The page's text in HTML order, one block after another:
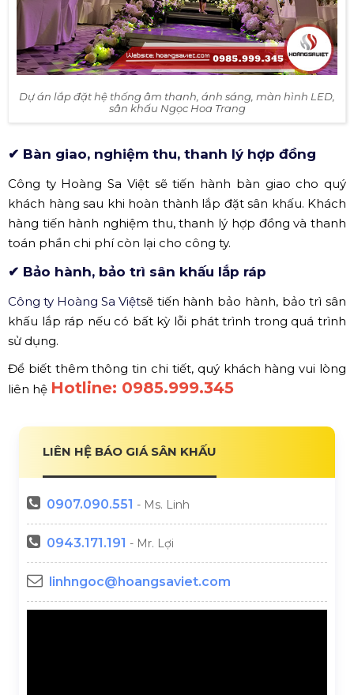
Dự án lắp đặt hệ thống âm thanh, ánh sáng, màn hình LED,
sân khấu Ngọc Hoa Trang
✔ Bàn giao, nghiệm thu, thanh lý hợp đồng
Công ty Hoàng Sa Việt sẽ tiến hành bàn giao cho quý
khách hàng sau khi hoàn thành lắp đặt sân khấu. Khách
hàng tiến hành nghiệm thu, thanh lý hợp đồng và thanh
toán phần chi phí còn lại cho công ty.
✔ Bảo hành, bảo trì sân khấu lắp ráp
Công ty Hoàng Sa Việtsẽ tiến hành bảo hành, bảo trì sân
khấu lắp ráp nếu có bất kỳ lỗi phát trình trong quá trình
sử dụng.
Để biết thêm thông tin chi tiết, quý khách hàng vui lòng
liên hệ Hotline: 0985.999.345
LIÊN HỆ BÁO GIÁ SÂN KHẤU
0907.090.551 - Ms. Linh
0943.171.191 - Mr. Lợi
linhngoc@hoangsaviet.com